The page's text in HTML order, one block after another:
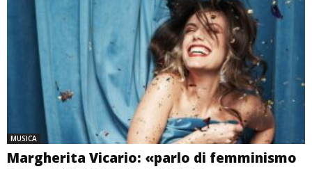
MUSICA
Margherita Vicario: «parlo di femminismo